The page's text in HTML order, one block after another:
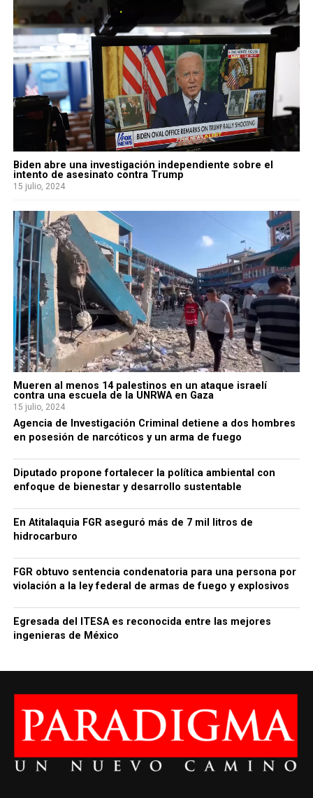
Biden abre una investigación independiente sobre el
intento de asesinato contra Trump
15 julio, 2024
Mueren al menos 14 palestinos en un ataque israelí
contra una escuela de la UNRWA en Gaza
15 julio, 2024
Agencia de Investigación Criminal detiene a dos hombres
en posesión de narcóticos y un arma de fuego
Diputado propone fortalecer la política ambiental con
enfoque de bienestar y desarrollo sustentable
En Atitalaquia FGR aseguró más de 7 mil litros de
hidrocarburo
FGR obtuvo sentencia condenatoria para una persona por
violación a la ley federal de armas de fuego y explosivos
Egresada del ITESA es reconocida entre las mejores
ingenieras de México